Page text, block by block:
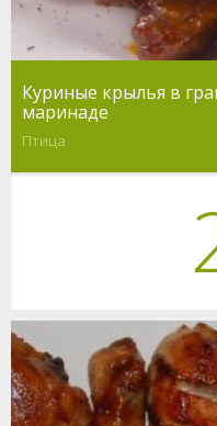
Куриные крылья в
маринаде
Птица